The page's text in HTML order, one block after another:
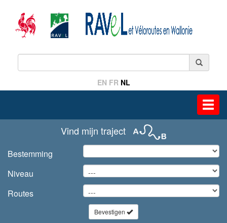
EN FR NL
Vind mijn traject
Bestemming
Niveau
Routes
Bevestigen